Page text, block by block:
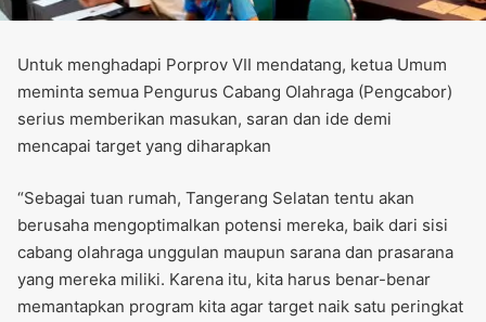
Untuk menghadapi Porprov VII mendatang, ketua Umum
meminta semua Pengurus Cabang Olahraga (Pengcabor)
serius memberikan masukan, saran dan ide demi
mencapai target yang diharapkan
“Sebagai tuan rumah, Tangerang Selatan tentu akan
berusaha mengoptimalkan potensi mereka, baik dari sisi
cabang olahraga unggulan maupun sarana dan prasarana
yang mereka miliki. Karena itu, kita harus benar-benar
memantapkan program kita agar target naik satu peringkat